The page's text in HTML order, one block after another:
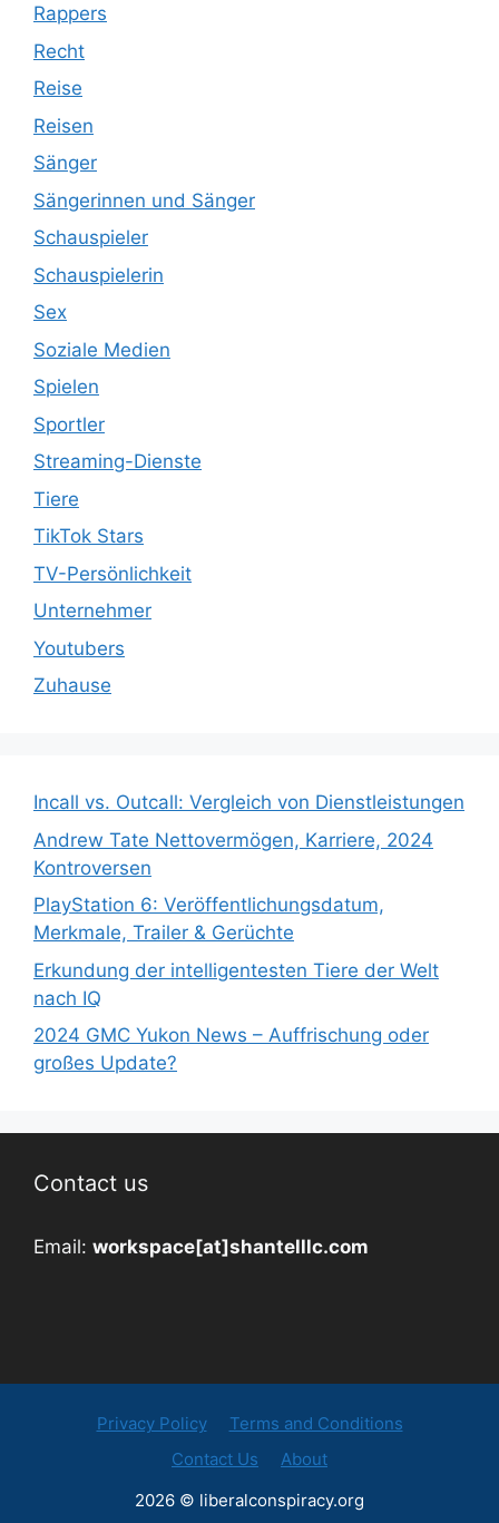
Rappers
Recht
Reise
Reisen
Sänger
Sängerinnen und Sänger
Schauspieler
Schauspielerin
Sex
Soziale Medien
Spielen
Sportler
Streaming-Dienste
Tiere
TikTok Stars
TV-Persönlichkeit
Unternehmer
Youtubers
Zuhause
Incall vs. Outcall: Vergleich von Dienstleistungen
Andrew Tate Nettovermögen, Karriere, 2024
Kontroversen
PlayStation 6: Veröffentlichungsdatum,
Merkmale, Trailer & Gerüchte
Erkundung der intelligentesten Tiere der Welt
nach IQ
2024 GMC Yukon News – Auffrischung oder
großes Update?
Contact us
Email: workspace[at]shantelllc.com
Privacy Policy
Terms and Conditions
Contact Us
About
2026 © liberalconspiracy.org